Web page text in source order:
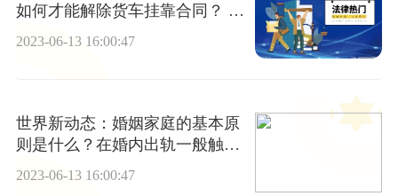
如何才能解除货车挂靠合同？ 天
2023-06-13 16:00:47
世界新动态：婚姻家庭的基本原
则是什么？在婚内出轨一般触犯
法律吗？
2023-06-13 16:00:47